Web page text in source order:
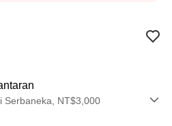
Serbaneka, NT$3,000